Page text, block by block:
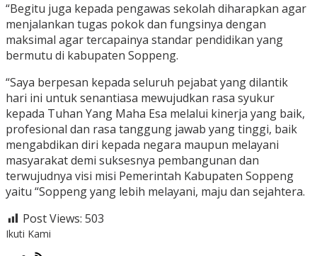
“Begitu juga kepada pengawas sekolah diharapkan agar
menjalankan tugas pokok dan fungsinya dengan
maksimal agar tercapainya standar pendidikan yang
bermutu di kabupaten Soppeng.
“Saya berpesan kepada seluruh pejabat yang dilantik
hari ini untuk senantiasa mewujudkan rasa syukur
kepada Tuhan Yang Maha Esa melalui kinerja yang baik,
profesional dan rasa tanggung jawab yang tinggi, baik
mengabdikan diri kepada negara maupun melayani
masyarakat demi suksesnya pembangunan dan
terwujudnya visi misi Pemerintah Kabupaten Soppeng
yaitu “Soppeng yang lebih melayani, maju dan sejahtera.
Post Views: 503
Ikuti Kami